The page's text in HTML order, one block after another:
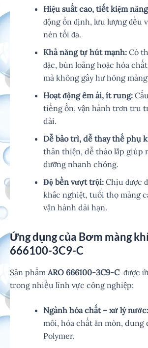
Hiệu suất cao, tiết kiệm
động ổn định, lưu lượng đều
nén tối đa.
Khả năng tự hút mạnh: Có
đặc, bùn loãng hoặc hóa
mà không gây hư hỏng
Hoạt động êm ái, ít rung:
tiếng ồn, vận hành trơn tru
dài.
Dễ bảo trì, dễ thay thế phụ
thân thiện, dễ tháo lắp giúp
dưỡng nhanh chóng.
Độ bền vượt trội: Chịu được
khắc nghiệt, tuổi thọ màng
vận hành dài hạn.
Ứng dụng của Bơm màng
666100-3C9-C
Sản phẩm ARO 666100-3C9-C được
trong nhiều lĩnh vực công nghiệp:
Ngành hóa chất – xử lý nước:
môi, hóa chất ăn mòn, dung
Polymer.